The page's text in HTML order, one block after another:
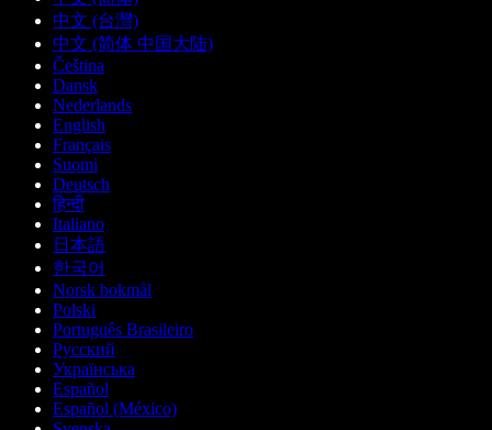
中文 (台灣)
中文 (简体 中国大陆)
Čeština
Dansk
Nederlands
English
Français
Suomi
Deutsch
हिन्दी
Italiano
日本語
한국어
Norsk bokmål
Polski
Português Brasileiro
Русский
Українська
Español
Español (México)